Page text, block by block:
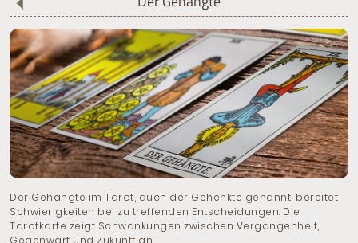
Der Gehängte im Tarot, auch der Gehenkte genannt, bereitet
Schwierigkeiten bei zu treffenden Entscheidungen. Die
Tarotkarte zeigt Schwankungen zwischen Vergangenheit,